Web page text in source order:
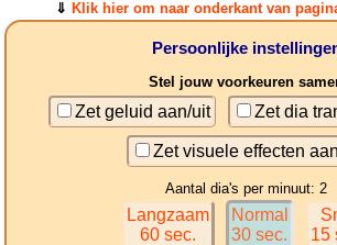
⇓ Klik hier om naar onderkant van
Persoonlijke
Stel jouw voorkeuren
Zet geluid aan/uit Zet dia
Zet visuele effecten
Aantal dia's per minuut: 2
Langzaam
60 sec.
Normal
30 sec.
15